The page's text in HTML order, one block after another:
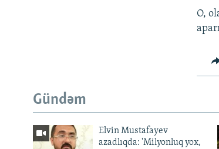
O,
Gündəm
Elvin Mustafayev
azadlıqda: 'Milyonluq yox,